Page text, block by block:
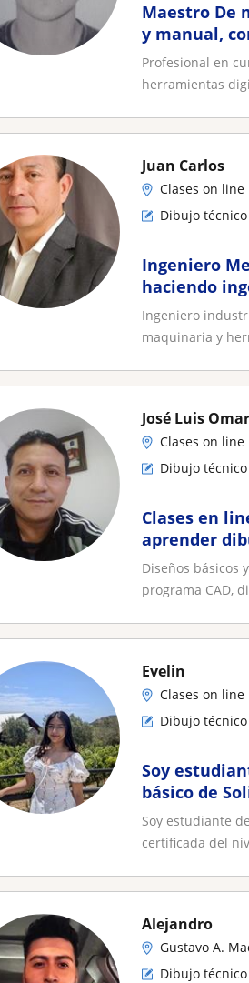
Maestro De
y manual,
universidad
Profesional en
herramientas
Juan Carlos
Clases on line
Dibujo técnico
Ingeniero
haciendo
Ingeniero
maquinaria y
José Luis Omar
Clases on line
Dibujo técnico
Clases en
aprender
Diseños
Diseños básicos
programa CAD,
Evelin
Clases on line
Dibujo técnico
Soy
básico de
y aprender
Soy estudiante
certificada del
Alejandro
Gustavo A.
Dibujo técnico